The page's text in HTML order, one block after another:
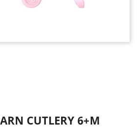
CUTLERY 6+M